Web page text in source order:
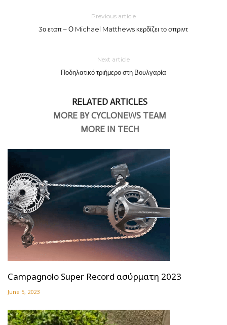
Previous article
3ο εταπ – Ο Michael Matthews κερδίζει το σπριντ
Next article
Ποδηλατικό τριήμερο στη Βουλγαρία
RELATED ARTICLES
MORE BY CYCLONEWS TEAM
MORE IN TECH
Campagnolo Super Record ασύρματη 2023
June 5, 2023